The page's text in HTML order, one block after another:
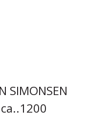
SIMONSEN